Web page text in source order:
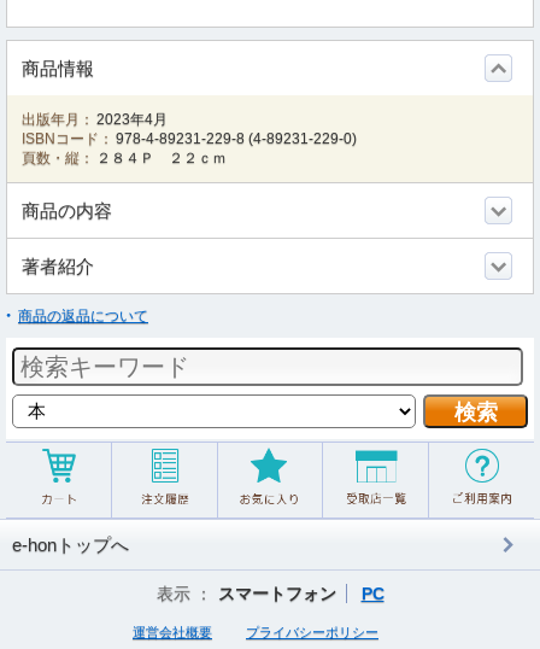
商品情報
出版年月： 2023年4月
ISBNコード： 978-4-89231-229-8 (4-89231-229-0)
頁数・縦：
２８４Ｐ ２２ｃｍ
商品の内容
著者紹介
商品の返品について
e-honトップへ
表示 ： スマートフォン PC
運営会社概要 プライバシーポリシー